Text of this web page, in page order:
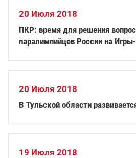
20 Июля 2018
ПКР: время для решения
паралимпийцев России на
20 Июля 2018
В Тульской области
19 Июля 2018